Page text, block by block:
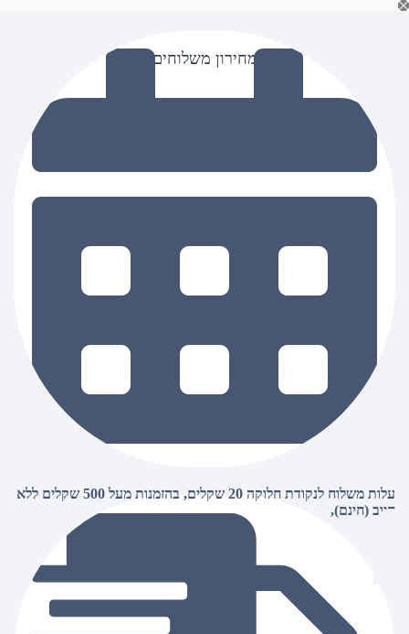
Skip
מחירון משלוחים
עלות משלוח לנקודת חלוקה 20 שקלים, בהזמנות מעל 500 שקלים ללא
חיוב (חינם),